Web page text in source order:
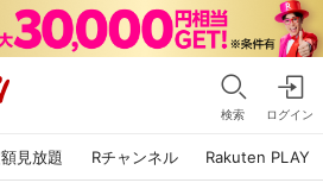
検索 ログイン
見放題 Rチャンネル Rakuten PLAY